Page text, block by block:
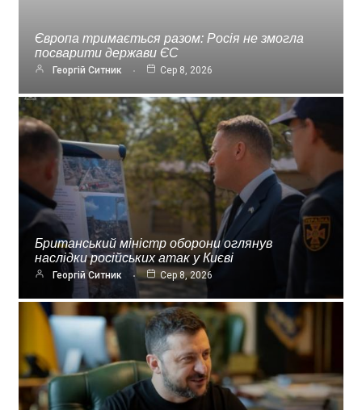
Європа тримається разом: Росія не змогла
посварити держави ЄС
Георгій Ситник Сер 8, 2026
Британський міністр оборони оглянув
наслідки російських атак у Києві
Георгій Ситник Сер 8, 2026